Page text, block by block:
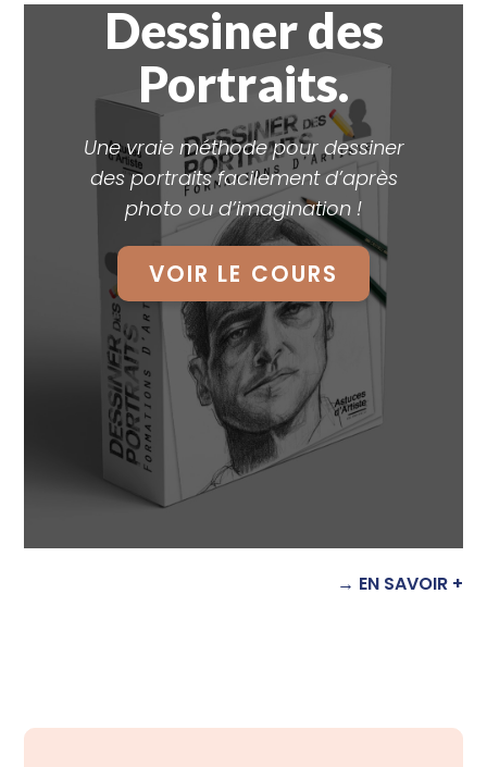
Dessiner des
Portraits.
Une vraie méthode pour dessiner
des portraits facilement d’après
photo ou d’imagination !
VOIR LE COURS
→ EN SAVOIR +